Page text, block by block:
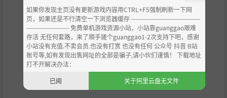
如果你发现主页没有更新游戏内容用CTRL+F5强制刷新一下网
页，如果还是不行清空一下浏览器缓存 ----------------------------------
--------------------- 免费单机游戏资源小站，小站靠guanggao艰难
存活 无任何套路，来了顺手搓个guanggao1-2次支持下吧，感谢
小站没有充值.不卖会员.也没有打赏 也没有任何 公众号 抖音 B站
账号等,如有发现出售网址的全部是骗子,请小伙们谨慎！ 下载地址
打不开解决办法：
已阅
关于阿里云盘无文件